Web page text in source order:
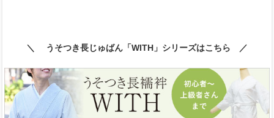
＼ うそつき長じゅばん「WITH」シリーズはこちら ／